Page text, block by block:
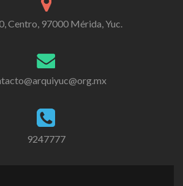
Centro, 97000 Mérida, Yuc.
9247777